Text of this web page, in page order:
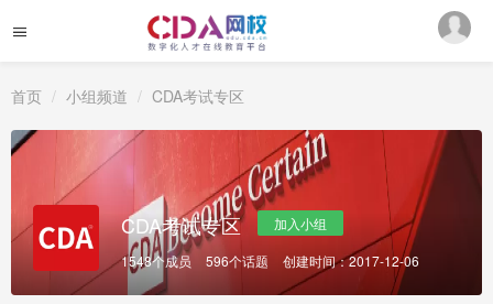
首页 小组频道 CDA考试专区
CDA考试专区
加入小组
1548个成员
596个话题 创建时间：2017-12-06